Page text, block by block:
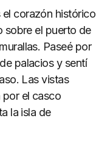
el corazón histórico
sobre el puerto de
Paseé por
palacios y sentí
Las vistas
por el casco
la isla de